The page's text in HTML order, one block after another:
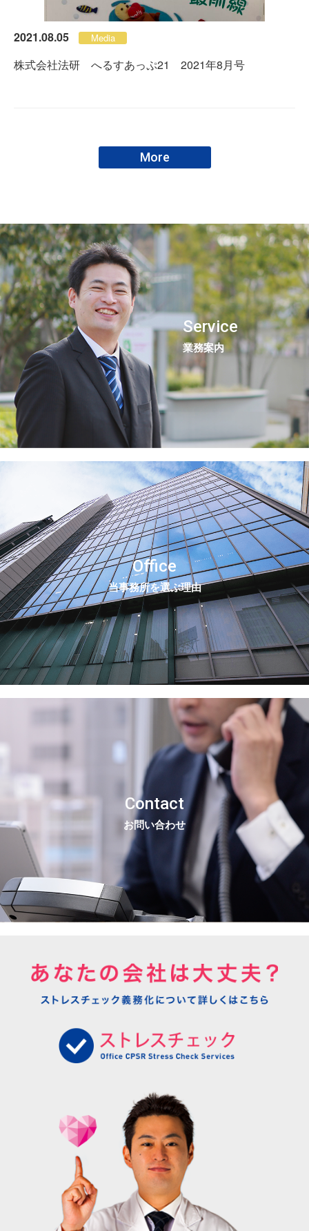
2021.08.05 Media
株式会社法研 へるすあっぷ21 2021年8月号
More
Service
業務案内
Office
当事務所を選ぶ理由
Contact
お問い合わせ